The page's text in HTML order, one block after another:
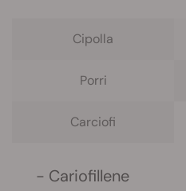
Cipolla
Porri
Carciofi
- Cariofillene